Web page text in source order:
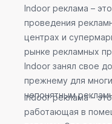
Indoor реклама –
проведения
центрах и
рынке рекламных
Indoor занял свое
прежнему для
непонятным
Indoor реклама –
работающая в